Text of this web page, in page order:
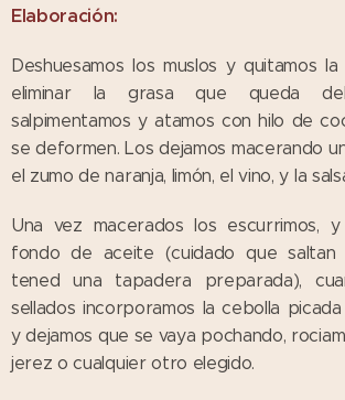
Elaboración:
Deshuesamos los muslos y quitamos
eliminar la grasa que queda
salpimentamos y atamos con hilo de
se deformen. Los dejamos macerando
el zumo de naranja, limón, el vino, y la
Una vez macerados los escurrimos,
fondo de aceite (cuidado que saltan
tened una tapadera preparada),
sellados incorporamos la cebolla
y dejamos que se vaya pochando,
jerez o cualquier otro elegido.